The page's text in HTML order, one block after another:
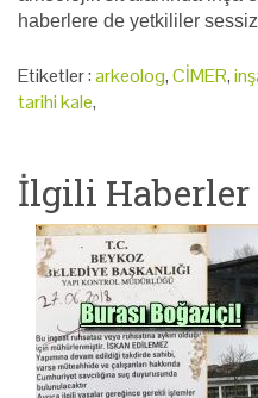
haberlere de yetkililer
Etiketler :arkeolog,CİMER,
tarihi kale,
İlgili Haberler